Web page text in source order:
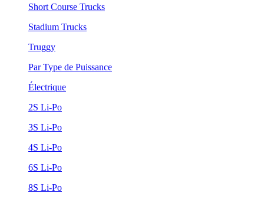
Short Course Trucks
Stadium Trucks
Truggy
Par Type de Puissance
Électrique
2S Li-Po
3S Li-Po
4S Li-Po
6S Li-Po
8S Li-Po